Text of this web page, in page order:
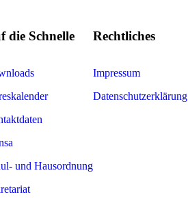
die Schnelle
und Hausordnung
Rechtliches
Impressum
Datenschutzerklärung